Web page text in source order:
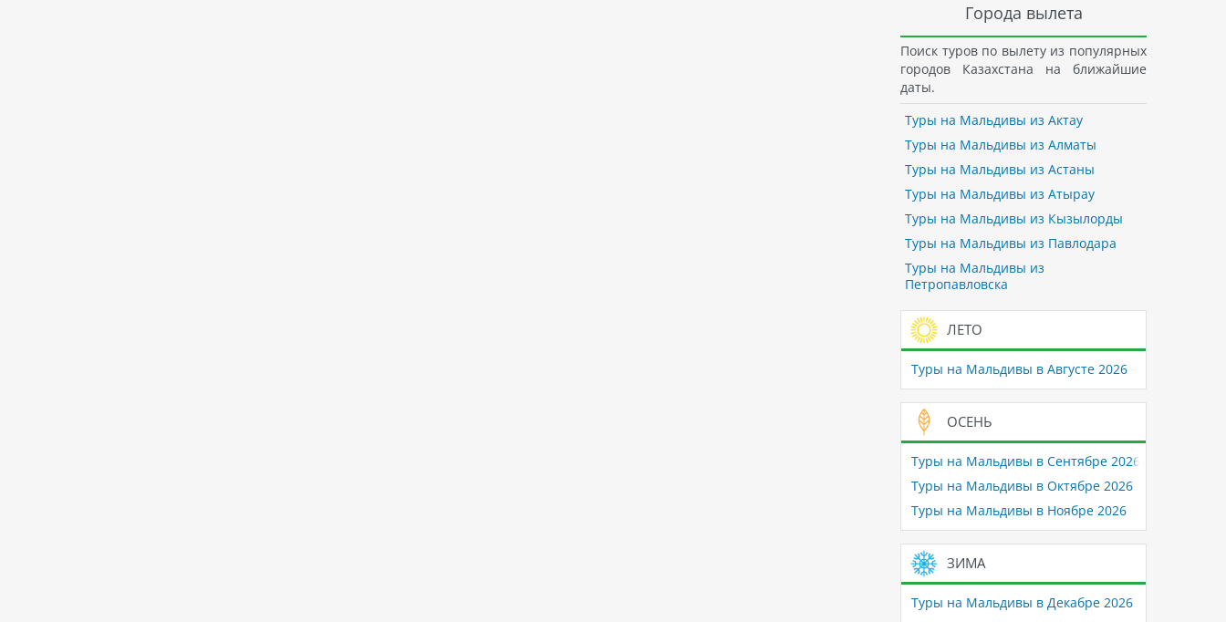
Города вылета
Поиск туров по вылету из популярных
городов Казахстана на ближайшие
даты.
Туры на Мальдивы из Актау
Туры на Мальдивы из Алматы
Туры на Мальдивы из Астаны
Туры на Мальдивы из Атырау
Туры на Мальдивы из Кызылорды
Туры на Мальдивы из Павлодара
Туры на Мальдивы из
Петропавловска
ЛЕТО
Туры на Мальдивы в Августе 2026
ОСЕНЬ
Туры на Мальдивы в Сентябре 2026
Туры на Мальдивы в Октябре 2026
Туры на Мальдивы в Ноябре 2026
ЗИМА
Туры на Мальдивы в Декабре 2026